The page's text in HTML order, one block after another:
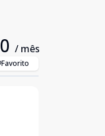
/ mês
Favorito